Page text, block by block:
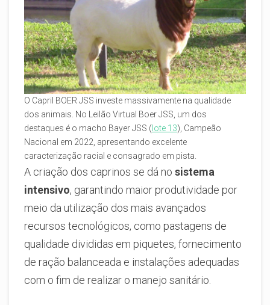
O Capril BOER JSS investe massivamente na qualidade
dos animais. No Leilão Virtual Boer JSS, um dos
destaques é o macho Bayer JSS ( lote 13), Campeão
Nacional em 2022, apresentando excelente
caracterização racial e consagrado em pista.
A criação dos caprinos se dá no sistema
intensivo, garantindo maior produtividade por
meio da utilização dos mais avançados
recursos tecnológicos, como pastagens de
qualidade divididas em piquetes, fornecimento
de ração balanceada e instalações adequadas
com o fim de realizar o manejo sanitário.